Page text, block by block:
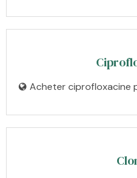
Acheter ciprofloxacine